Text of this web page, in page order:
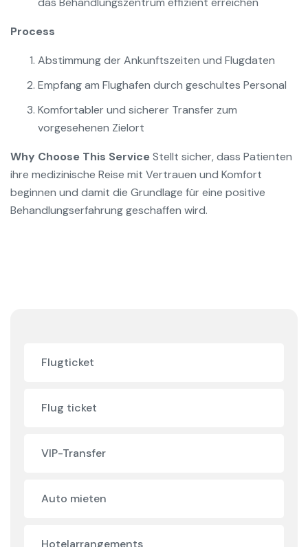
Process
Abstimmung der Ankunftszeiten und Flugdaten
Empfang am Flughafen durch geschultes Personal
Komfortabler und sicherer Transfer zum
vorgesehenen Zielort
Why Choose This ServiceStellt sicher, dass Patienten
ihre medizinische Reise mit Vertrauen und Komfort
beginnen und damit die Grundlage für eine positive
Behandlungserfahrung geschaffen wird.
Flugticket
Flug ticket
VIP-Transfer
Auto mieten
Hotelarrangements